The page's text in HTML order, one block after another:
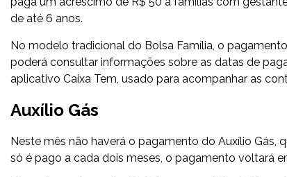
de até 6 anos.
No modelo tradicional do Bolsa Família, o
poderá consultar informações sobre as datas de
aplicativo Caixa Tem, usado para acompanhar as
Auxílio Gás
Neste mês não haverá o pagamento do Auxílio Gás,
só é pago a cada dois meses, o pagamento voltará